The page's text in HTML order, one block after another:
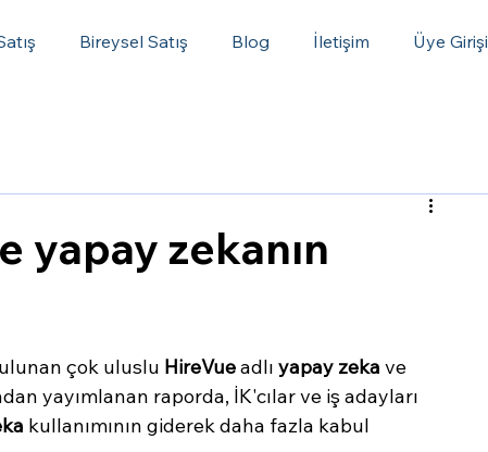
Bireysel Satış Blog İletişim Üye Girişi
yapay zekanın
çok uluslu HireVue adlı yapay zeka ve
yayımlanan raporda, İK'cılar ve iş adayları
kullanımının giderek daha fazla kabul